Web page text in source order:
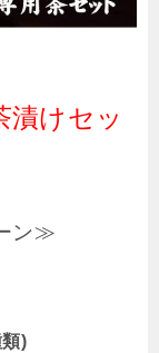
漬けセッ
ン≫
)